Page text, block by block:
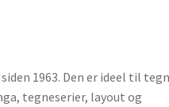
1963. Den er ideel til
tegneserier, layout og